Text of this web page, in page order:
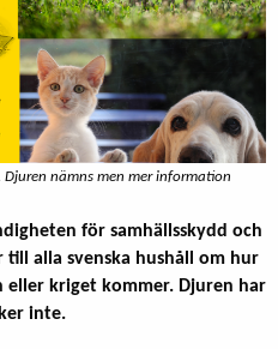
nämns men mer information
för samhällsskydd och
alla svenska hushåll om hur
eller kriget kommer. Djuren har
inte.